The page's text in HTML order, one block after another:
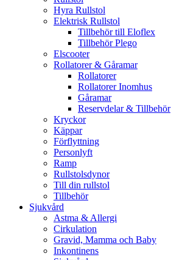
Hyra Rullstol
Elektrisk Rullstol
Tillbehör till Eloflex
Tillbehör Plego
Elscooter
Rollatorer & Gåramar
Rollatorer
Rollatorer Inomhus
Gåramar
Reservdelar & Tillbehör
Kryckor
Käppar
Förflyttning
Personlyft
Ramp
Rullstolsdynor
Till din rullstol
Tillbehör
Sjukvård
Astma & Allergi
Cirkulation
Gravid, Mamma och Baby
Inkontinens